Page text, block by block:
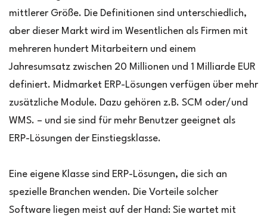
mittlerer Größe. Die Definitionen sind unterschiedlich,
aber dieser Markt wird im Wesentlichen als Firmen mit
mehreren hundert Mitarbeitern und einem
Jahresumsatz zwischen 20 Millionen und 1 Milliarde EUR
definiert. Midmarket ERP-Lösungen verfügen über mehr
zusätzliche Module. Dazu gehören z.B. SCM oder/und
WMS. – und sie sind für mehr Benutzer geeignet als
ERP-Lösungen der Einstiegsklasse.
Eine eigene Klasse sind ERP-Lösungen, die sich an
spezielle Branchen wenden. Die Vorteile solcher
Software liegen meist auf der Hand: Sie wartet mit